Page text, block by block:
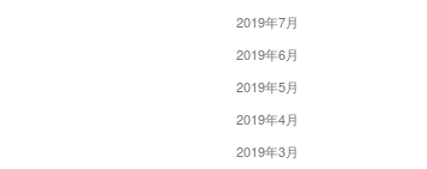
2019年7月
2019年6月
2019年5月
2019年4月
2019年3月